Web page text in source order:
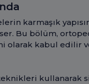
karmaşık
Bu bölüm,
olarak kabul edilir
kullanarak